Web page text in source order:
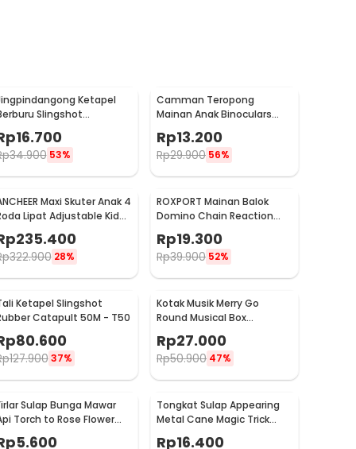
Ketapel
Slingshot
Aluminium Alloy - OD-014
16.700
34.900 53%
Camman Teropong
Mainan Anak Binoculars
Telescope 2.5x26 - 1138
Rp13.200
Rp29.900 56%
Maxi Skuter Anak 4
Lipat Adjustable Kids
Scooter - QZ-001
235.400
322.900 28%
ROXPORT Mainan Balok
Domino Chain Reaction
Interactive Toys 120 PCS -
ZMY-1
Rp19.300
Rp39.900 52%
Ketapel Slingshot
Catapult 50M - T50
80.600
127.900 37%
Kotak Musik Merry Go
Round Musical Box
Y02
Rp27.000
Rp50.900 47%
Sulap Bunga Mawar
Torch to Rose Flower
Magic Trick - 82120
5.600
Tongkat Sulap Appearing
Metal Cane Magic Trick
110cm - Mstk-002
Rp16.400